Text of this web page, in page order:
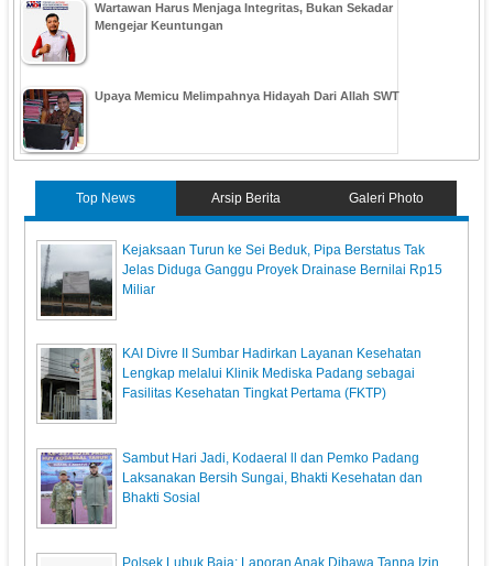
Wartawan Harus Menjaga Integritas, Bukan Sekadar
Mengejar Keuntungan
Upaya Memicu Melimpahnya Hidayah Dari Allah SWT
Top News Arsip Berita Galeri Photo
Kejaksaan Turun ke Sei Beduk, Pipa Berstatus Tak
Jelas Diduga Ganggu Proyek Drainase Bernilai Rp15
Miliar
KAI Divre II Sumbar Hadirkan Layanan Kesehatan
Lengkap melalui Klinik Mediska Padang sebagai
Fasilitas Kesehatan Tingkat Pertama (FKTP)
Sambut Hari Jadi, Kodaeral ll dan Pemko Padang
Laksanakan Bersih Sungai, Bhakti Kesehatan dan
Bhakti Sosial
Polsek Lubuk Baja: Laporan Anak Dibawa Tanpa Izin